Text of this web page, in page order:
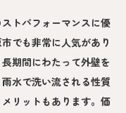
トパフォーマンスに優
でも非常に人気があり
期間にわたって外壁を
水で洗い流される性質
リットもあります。価